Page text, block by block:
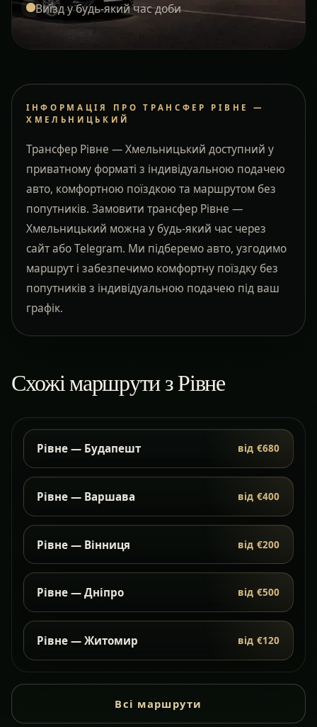
Виїзд у будь-який час доби
ІНФОРМАЦІЯ ПРО ТРАНСФЕР РІВНЕ —
ХМЕЛЬНИЦЬКИЙ
Трансфер Рівне — Хмельницький доступний у
приватному форматі з індивідуальною подачею
авто, комфортною поїздкою та маршрутом без
попутників. Замовити трансфер Рівне —
Хмельницький можна у будь-який час через
сайт або Telegram. Ми підберемо авто, узгодимо
маршрут і забезпечимо комфортну поїздку без
попутників з індивідуальною подачею під ваш
графік.
Схожі маршрути з Рівне
Рівне — Будапешт від €680
Рівне — Варшава від €400
Рівне — Вінниця від €200
Рівне — Дніпро від €500
Рівне — Житомир від €120
Всі маршрути